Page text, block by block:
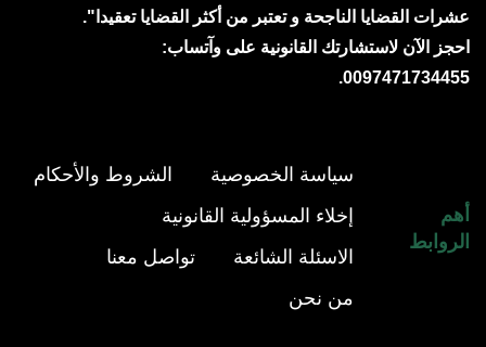
عشرات القضايا الناجحة و تعتبر من أكثر القضايا تعقيدا".
احجز الآن لاستشارتك القانونية على وآتساب:
0097471734455.
أهم
الروابط
سياسة الخصوصية
الشروط والأحكام
إخلاء المسؤولية القانونية
الاسئلة الشائعة
تواصل معنا
من نحن